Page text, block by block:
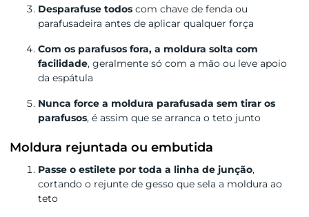
Desparafuse todoscom chave de fenda ou
parafusadeira antes de aplicar qualquer força
Com os parafusos fora, a moldura solta com
facilidade, geralmente só com a mão ou leve apoio
da espátula
Nunca force a moldura parafusada sem tirar os
parafusos, é assim que se arranca o teto junto
Moldura rejuntada ou embutida
Passe o estilete por toda a linha de junção,
cortando o rejunte de gesso que sela a moldura ao
teto